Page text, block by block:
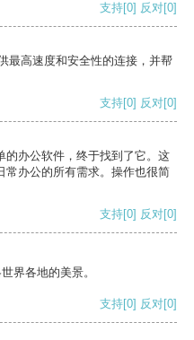
支持[0] 反对[0]
最高速度和安全性的连接，并帮
支持[0] 反对[0]
的办公软件，终于找到了它。这
常办公的所有需求。操作也很简
支持[0] 反对[0]
界各地的美景。
支持[0] 反对[0]